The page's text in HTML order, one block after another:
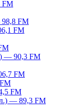
FM
FM
FM
— 90,3 FM
FM
FM
— 89,3 FM